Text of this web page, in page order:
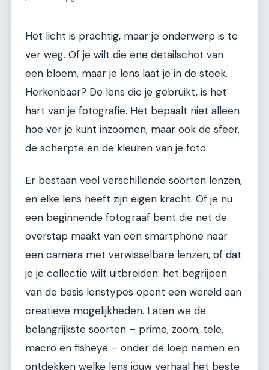
Het licht is prachtig, maar je onderwerp is te
ver weg. Of je wilt die ene detailschot van
een bloem, maar je lens laat je in de steek.
Herkenbaar? De lens die je gebruikt, is het
hart van je fotografie. Het bepaalt niet alleen
hoe ver je kunt inzoomen, maar ook de sfeer,
de scherpte en de kleuren van je foto.
Er bestaan veel verschillende soorten lenzen,
en elke lens heeft zijn eigen kracht. Of je nu
een beginnende fotograaf bent die net de
overstap maakt van een smartphone naar
een camera met verwisselbare lenzen, of dat
je je collectie wilt uitbreiden: het begrijpen
van de basis lenstypes opent een wereld aan
creatieve mogelijkheden. Laten we de
belangrijkste soorten – prime, zoom, tele,
macro en fisheye – onder de loep nemen en
ontdekken welke lens jouw verhaal het beste